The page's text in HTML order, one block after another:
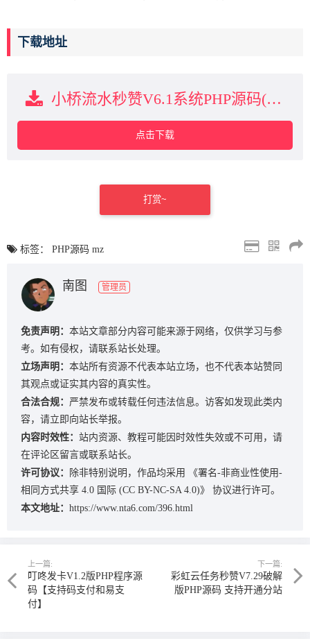
下载地址
小桥流水秒赞V6.1系统PHP源码(稳定的免费云任务程序)下载
点击下载
打赏~
标签： PHP源码 mz
南图 管理员
免责声明： 本站文章部分内容可能来源于网络，仅供学习与参
考。如有侵权，请联系站长处理。
立场声明： 本站所有资源不代表本站立场，也不代表本站赞同
其观点或证实其内容的真实性。
合法合规： 严禁发布或转载任何违法信息。访客如发现此类内
容，请立即向站长举报。
内容时效性： 站内资源、教程可能因时效性失效或不可用，请
在评论区留言或联系站长。
许可协议：
除非特别说明，作品均采用
《署名-非商业性使用-
相同方式共享 4.0 国际 (CC BY-NC-SA 4.0)》
协议进行许可。
本文地址： https://www.nta6.com/396.html
上一篇:
叮咚发卡V1.2版PHP程序源
码【支持码支付和易支
付】
下一篇:
彩虹云任务秒赞V7.29破解
版PHP源码 支持开通分站